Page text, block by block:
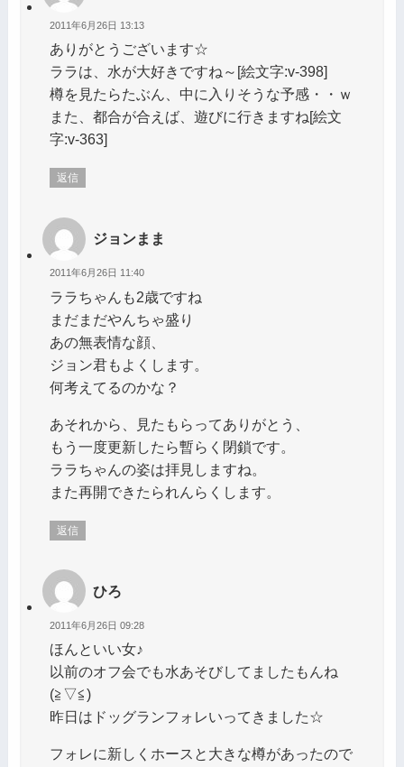
2011年6月26日 13:13
ありがとうございます☆
ララは、水が大好きですね～[絵文字:v-398]
樽を見たらたぶん、中に入りそうな予感・・ｗ
また、都合が合えば、遊びに行きますね[絵文
字:v-363]
返信
ジョンまま
2011年6月26日 11:40
ララちゃんも2歳ですね
まだまだやんちゃ盛り
あの無表情な顔、
ジョン君もよくします。
何考えてるのかな？
あそれから、見たもらってありがとう、
もう一度更新したら暫らく閉鎖です。
ララちゃんの姿は拝見しますね。
また再開できたられんらくします。
返信
ひろ
2011年6月26日 09:28
ほんといい女♪
以前のオフ会でも水あそびしてましたもんね
(≧▽≦)
昨日はドッグランフォレいってきました☆
フォレに新しくホースと大きな樽があったので